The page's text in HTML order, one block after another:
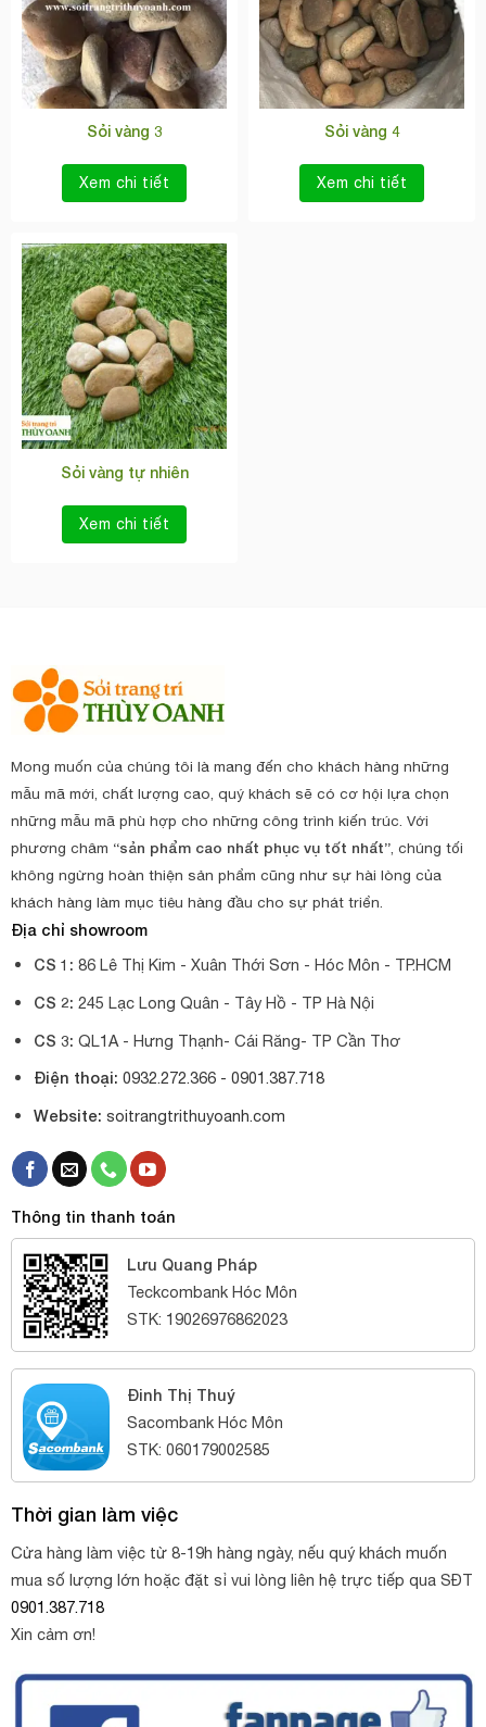
Sỏi vàng 3
Xem chi tiết
Sỏi vàng 4
Xem chi tiết
Sỏi vàng tự nhiên
Xem chi tiết
Mong muốn của chúng tôi là mang đến cho khách hàng những
mẫu mã mới, chất lượng cao, quý khách sẽ có cơ hội lựa chọn
những mẫu mã phù hợp cho những công trình kiến trúc. Với
phương châm “sản phẩm cao nhất phục vụ tốt nhất”, chúng tối
không ngừng hoàn thiện sản phẩm cũng như sự hài lòng của
khách hàng làm mục tiêu hàng đầu cho sự phát triển.
Địa chỉ showroom
CS 1: 86 Lê Thị Kim - Xuân Thới Sơn - Hóc Môn - TP.HCM
CS 2: 245 Lạc Long Quân - Tây Hồ - TP Hà Nội
CS 3: QL1A - Hưng Thạnh- Cái Răng- TP Cần Thơ
Điện thoại: 0932.272.366 - 0901.387.718
Website: soitrangtrithuyoanh.com
Thông tin thanh toán
Lưu Quang Pháp
Teckcombank Hóc Môn
STK: 19026976862023
Đinh Thị Thuý
Sacombank Hóc Môn
STK: 060179002585
Thời gian làm việc
Cửa hàng làm việc từ 8-19h hàng ngày, nếu quý khách muốn
mua số lượng lớn hoặc đặt sỉ vui lòng liên hệ trực tiếp qua SĐT
0901.387.718
Xin cảm ơn!